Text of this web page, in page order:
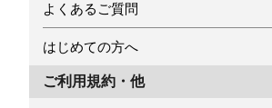
よくあるご質問
はじめての方へ
ご利用規約・他